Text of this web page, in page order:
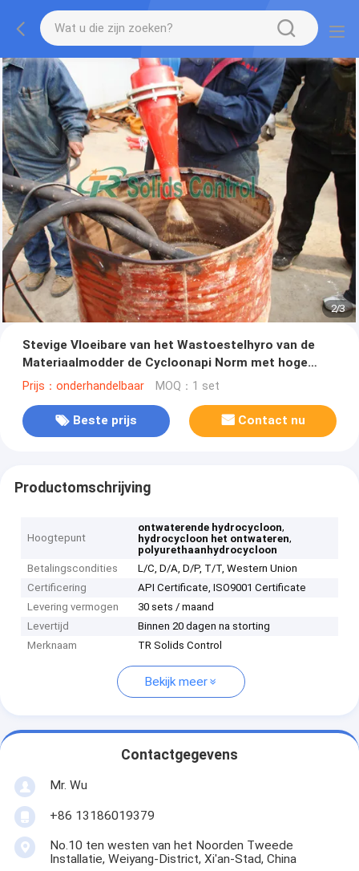
2/3
Stevige Vloeibare van het Wastoestelhyro van de
Materiaalmodder de Cycloonapi Norm met hoge
weerstand
Prijs：onderhandelbaar MOQ：1 set
Beste prijs Contact nu
Productomschrijving
Hoogtepunt
ontwaterende hydrocycloon,
hydrocycloon het ontwateren,
polyurethaanhydrocycloon
Betalingscondities
L/C, D/A, D/P, T/T, Western Union
Certificering
API Certificate, ISO9001 Certificate
Levering vermogen
30 sets / maand
Levertijd
Binnen 20 dagen na storting
Merknaam
TR Solids Control
Bekijk meer
Contactgegevens
Mr. Wu
+86 13186019379
No.10 ten westen van het Noorden Tweede
Installatie, Weiyang-District, Xi'an-Stad, China